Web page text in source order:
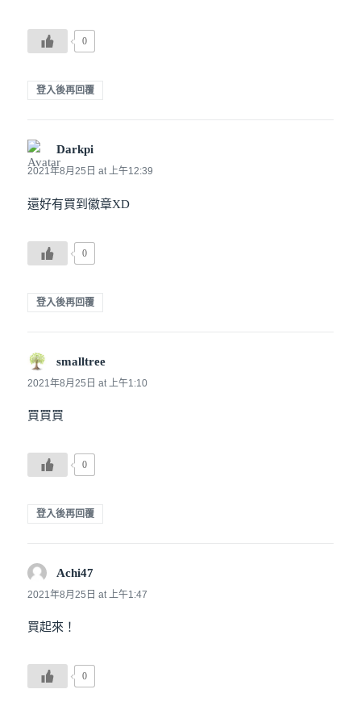
0
登入後再回覆
Darkpi
2021年8月25日 at 上午12:39
還好有買到徽章XD
0
登入後再回覆
smalltree
2021年8月25日 at 上午1:10
買買買
0
登入後再回覆
Achi47
2021年8月25日 at 上午1:47
買起來！
0